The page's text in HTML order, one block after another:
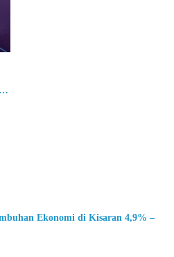
Ekonomi di Kisaran 4,9% –